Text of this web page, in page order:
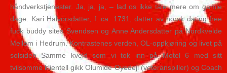
håndverkstjenester. Ja, ja, ja, – lad os ikke tale mere om gamle
dage. Kari Halvorsdatter, f. ca. 1731, datter av norsk dating free
fuck buddy sites Svendsen og Anne Andersdatter på Nordkvelde
Mellom i Hedrum. Kontrastenes verden, OL-oppkjøring og livet på
solsiden Samme kveld som vi tok inn på Motel 6 med sitt
tvilsomme klientell gikk Olumide Oyedeji (veteranspiller) og Coach